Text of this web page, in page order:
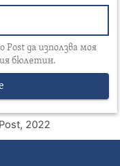
Post да използва моя
бюлетин.
2022